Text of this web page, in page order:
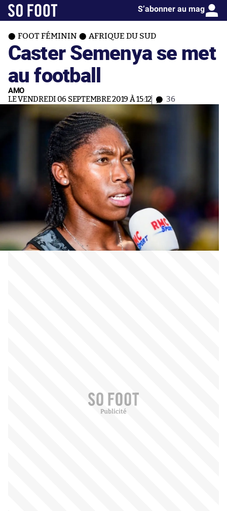
S’abonner au mag
FOOT FÉMININ AFRIQUE DU SUD
Caster Semenya se met
au football
AMO
LE VENDREDI 06 SEPTEMBRE 2019 À 15:12 36